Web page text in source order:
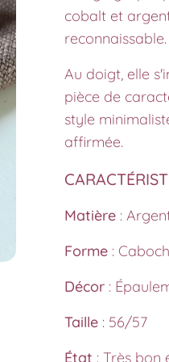
cobalt et
reconnaissable.
Au doigt, elle
pièce de
style
affirmée.
Matière :
Forme :
Décor :
Taille : 56/57
État : Très bon